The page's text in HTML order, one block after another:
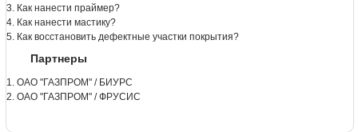
3. Как нанести праймер?
4. Как нанести мастику?
5. Как восстановить дефектные участки покрытия?
Партнеры
1. ОАО "ГАЗПРОМ" / БИУРС
2. ОАО "ГАЗПРОМ" / ФРУСИС